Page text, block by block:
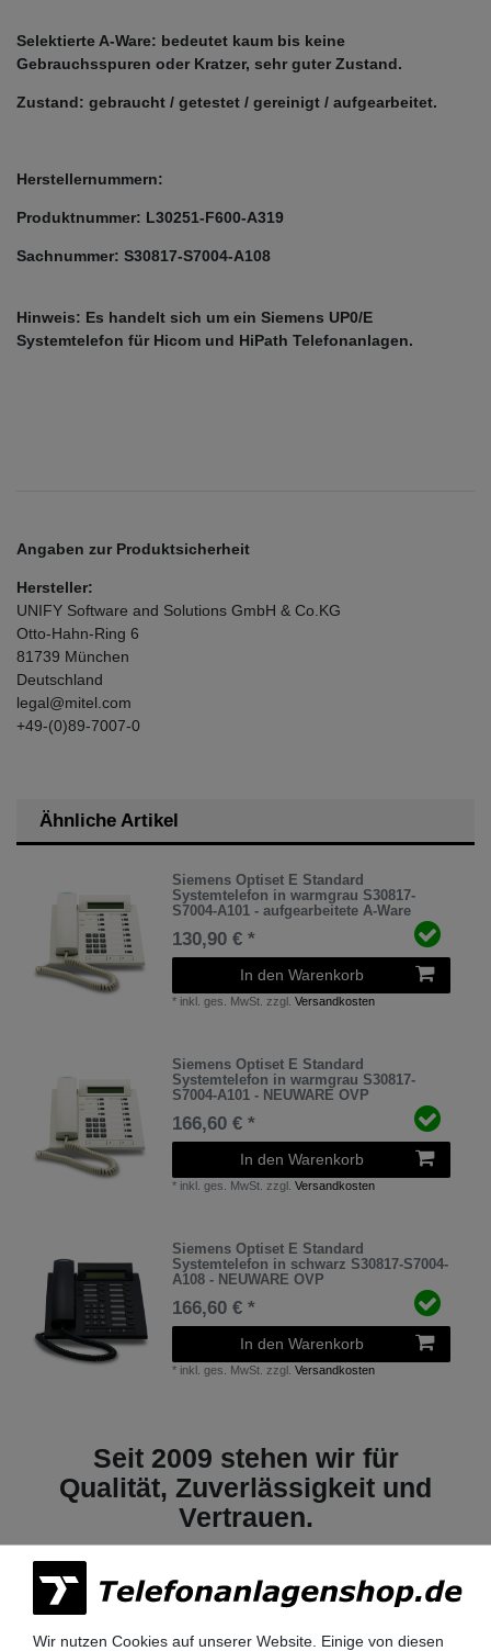
Selektierte A-Ware: bedeutet kaum bis keine
Gebrauchsspuren oder Kratzer, sehr guter Zustand.
Zustand: gebraucht / getestet / gereinigt / aufgearbeitet.
Herstellernummern:
Produktnummer: L30251-F600-A319
Sachnummer: S30817-S7004-A108
Hinweis: Es handelt sich um ein Siemens UP0/E
Systemtelefon für Hicom und HiPath Telefonanlagen.
Angaben zur Produktsicherheit
Hersteller:
UNIFY Software and Solutions GmbH & Co.KG
Otto-Hahn-Ring 6
81739 München
Deutschland
legal@mitel.com
+49-(0)89-7007-0
Ähnliche Artikel
Siemens Optiset E Standard
Systemtelefon in warmgrau S30817-
S7004-A101 - aufgearbeitete A-Ware
130,90 € *
In den Warenkorb
* inkl. ges. MwSt. zzgl.Versandkosten
Siemens Optiset E Standard
Systemtelefon in warmgrau S30817-
S7004-A101 - NEUWARE OVP
166,60 € *
In den Warenkorb
* inkl. ges. MwSt. zzgl.Versandkosten
Siemens Optiset E Standard
Systemtelefon in schwarz S30817-S7004-
A108 - NEUWARE OVP
166,60 € *
In den Warenkorb
* inkl. ges. MwSt. zzgl.Versandkosten
Seit 2009 stehen wir für
Qualität, Zuverlässigkeit und
Vertrauen.
Wir nutzen Cookies auf unserer Website. Einige von diesen